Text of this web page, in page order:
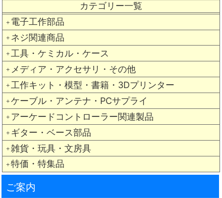
カテゴリー一覧
＋ 電子工作部品
＋ ネジ関連商品
＋ 工具・ケミカル・ケース
＋ メディア・アクセサリ・その他
＋ 工作キット・模型・書籍・3Dプリンター
＋ ケーブル・アンテナ・PCサプライ
＋ アーケードコントローラー関連製品
＋ ギター・ベース部品
＋ 雑貨・玩具・文房具
＋ 特価・特集品
ご案内